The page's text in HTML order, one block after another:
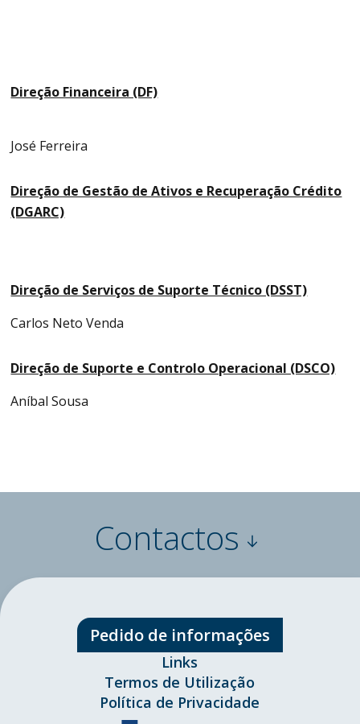
Direção Financeira (DF)
José Ferreira
Direção de Gestão de Ativos e Recuperação Crédito
(DGARC)
Direção de Serviços de Suporte Técnico (DSST)
Carlos Neto Venda
Direção de Suporte e Controlo Operacional (DSCO)
Aníbal Sousa
Contactos
Pedido de informações
Links
Termos de Utilização
Política de Privacidade